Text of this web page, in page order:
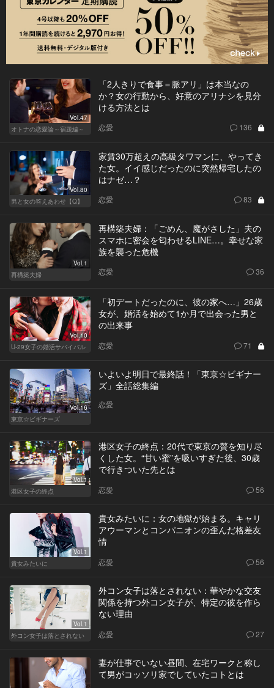
Vol.47
オトナの恋愛論～宿題編～
「2人きりで食事＝脈アリ」は本当なの
か？女の行動から、好意のアリナシを見分
ける方法とは
恋愛 136
Vol.80
男と女の答えあわせ【Q】
家賃30万超えの高級タワマンに、やってき
た女。イイ感じだったのに突然帰宅したの
はナゼ…？
恋愛 83
Vol.1
再構築夫婦
再構築夫婦：「ごめん、魔がさした」夫の
スマホに密会を匂わせるLINE…。幸せな家
族を襲った危機
恋愛 36
Vol.10
U-29女子の婚活サバイバル
「初デートだったのに、彼の家へ…」26歳
女が、婚活を始めて1か月で出会った男と
の出来事
恋愛 71
Vol.16
東京☆ビギナーズ
いよいよ明日で最終話！「東京☆ビギナー
ズ」全話総集編
恋愛
Vol.1
港区女子の終点
港区女子の終点：20代で東京の贅を知り尽
くした女。“甘い蜜”を吸いすぎた後、30歳
で行きついた先とは
恋愛 56
Vol.1
貴女みたいに
貴女みたいに：女の地獄が始まる。キャリ
アウーマンとコンパニオンの歪んだ格差友
情
恋愛 56
Vol.1
外コン女子は落とされない
外コン女子は落とされない：華やかな交友
関係を持つ外コン女子が、特定の彼を作ら
ない理由
恋愛 27
妻が仕事でいない昼間、在宅ワークと称し
て男がコッソリ家でしていたコトとは